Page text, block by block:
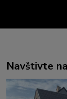
Navštivte